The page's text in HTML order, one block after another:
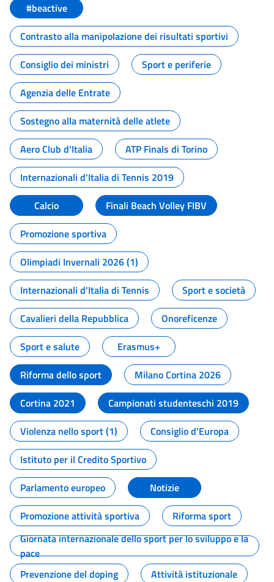
#beactive
Contrasto alla manipolazione dei risultati sportivi
Consiglio dei ministri
Sport e periferie
Agenzia delle Entrate
Sostegno alla maternità delle atlete
Aero Club d'Italia
ATP Finals di Torino
Internazionali d'Italia di Tennis 2019
Calcio
Finali Beach Volley FIBV
Promozione sportiva
Olimpiadi Invernali 2026 (1)
Internazionali d'Italia di Tennis
Sport e società
Cavalieri della Repubblica
Onoreficenze
Sport e salute
Erasmus+
Riforma dello sport
Milano Cortina 2026
Cortina 2021
Campionati studenteschi 2019
Violenza nello sport (1)
Consiglio d'Europa
Istituto per il Credito Sportivo
Parlamento europeo
Notizie
Promozione attività sportiva
Riforma sport
Giornata internazionale dello sport per lo sviluppo e la
pace
Prevenzione del doping
Attività istituzionale